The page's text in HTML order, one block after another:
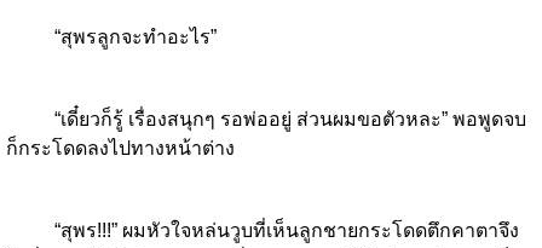
“สุพรลูกจะทำอะไร”
“เดี๋ยวก็รู้ เรื่องสนุกๆ รอพ่ออยู่ ส่วนผมขอตัวหละ” พอพูดจบ
ก็กระโดดลงไปทางหน้าต่าง
“สุพร!!!” ผมหัวใจหล่นวูบที่เห็นลูกชายกระโดดตึกคาตาจึง